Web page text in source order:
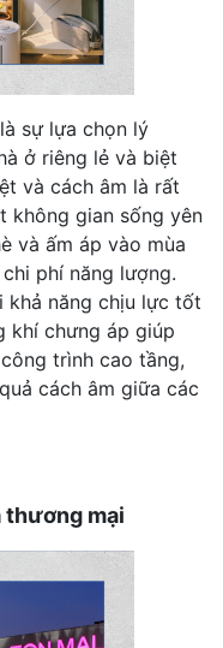
sự lựa chọn lý
ở riêng lẻ và biệt
và cách âm là rất
không gian sống yên
và ấm áp vào mùa
phí năng lượng.
khả năng chịu lực tốt
khí chưng áp giúp
trình cao tầng,
cách âm giữa các
thương mại